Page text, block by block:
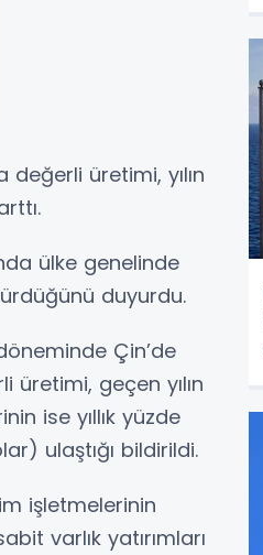
üretimi, yılın
ülke genelinde
duyurdu.
Çin’de
geçen yılın
ise yıllık yüzde
ulaştığı bildirildi.
işletmelerinin
varlık yatırımları